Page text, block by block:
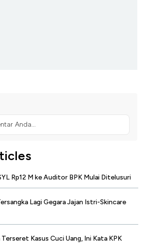
Anda...
Rp12 M ke Auditor BPK Mulai Ditelusuri
Lagi Gegara Jajan Istri-Skincare
Kasus Cuci Uang, Ini Kata KPK